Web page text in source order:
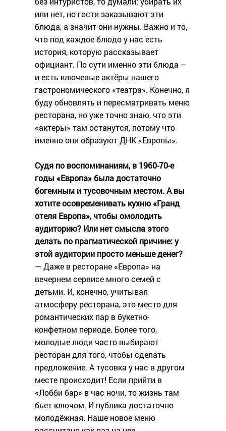
или нет, но гости заказывают эти
блюда, а значит они нужны. Важно и то,
что под каждое блюдо у нас есть
история, которую рассказывает
официант. По сути именно эти блюда –
и есть ключевые актёры нашего
гастрономического «театра». Конечно, я
буду обновлять и пересматривать меню
ресторана, но уже точно знаю, что эти
«актеры» там останутся, потому что
именно они образуют ДНК «Европы».
Судя по воспоминаниям, в 1960-70-е
годы «Европа» была достаточно
богемным и тусовочным местом. А вы
хотите осовременивать кухню «Гранд
отеля Европа», чтобы омолодить
аудиторию? Или нет смысла этого
делать по прагматической причине: у
этой аудитории просто меньше денег?
— Даже в ресторане «Европа» на
вечернем сервисе много семей с
детьми. И, конечно, учитывая
атмосферу ресторана, это место для
романтических пар в букетно-
конфетном периоде. Более того,
молодые люди часто выбирают
ресторан для того, чтобы сделать
предложение. А тусовка у нас в другом
месте происходит! Если прийти в
«Лобби бар» в час ночи, то жизнь там
бьет ключом. И публика достаточно
молодёжная. Наше новое меню